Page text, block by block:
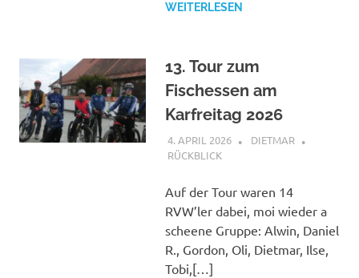
WEITERLESEN
13. Tour zum
Fischessen am
Karfreitag 2026
4. APRIL 2026
DIETMAR
RÜCKBLICK
Auf der Tour waren 14
RVW’ler dabei, moi wieder a
scheene Gruppe: Alwin, Daniel
R., Gordon, Oli, Dietmar, Ilse,
Tobi,[…]